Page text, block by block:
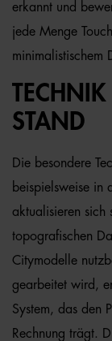
erkannt und
jede Menge
minimalistischem
TECHNIK
STAND
Die besondere
beispielsweise in
aktualisieren sich
topografischen
Citymodelle
gearbeitet wird,
System, das den
Rechnung trägt.